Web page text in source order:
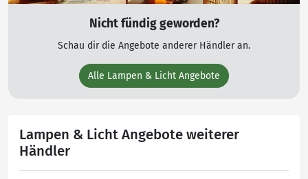
Nicht fündig geworden?
Schau dir die Angebote anderer Händler an.
Alle Lampen & Licht Angebote
Lampen & Licht Angebote weiterer
Händler